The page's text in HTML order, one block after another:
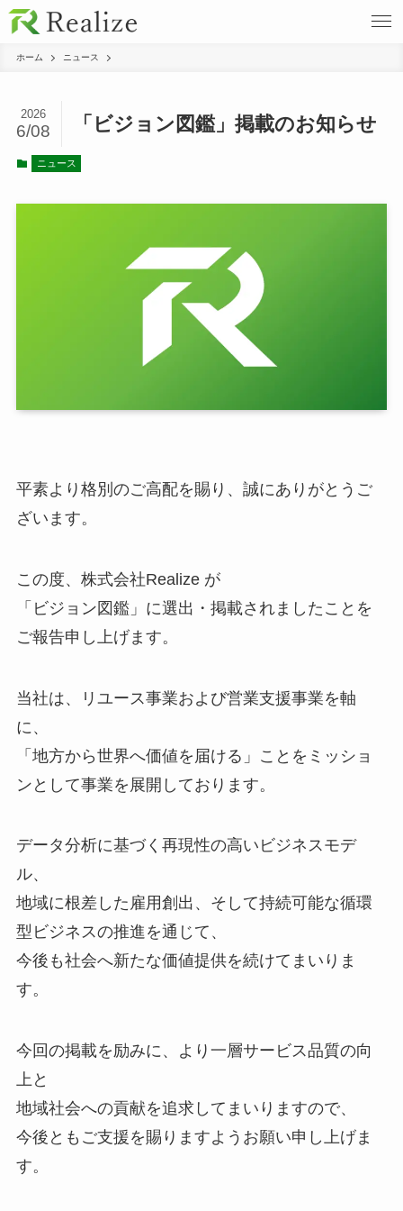
ホーム ニュース
「ビジョン図鑑」掲載のお知らせ
2026
6/08
ニュース
平素より格別のご高配を賜り、誠にありがとうご
ざいます。
この度、株式会社Realize が
「ビジョン図鑑」に選出・掲載されましたことを
ご報告申し上げます。
当社は、リユース事業および営業支援事業を軸
に、
「地方から世界へ価値を届ける」ことをミッショ
ンとして事業を展開しております。
データ分析に基づく再現性の高いビジネスモデ
ル、
地域に根差した雇用創出、そして持続可能な循環
型ビジネスの推進を通じて、
今後も社会へ新たな価値提供を続けてまいりま
す。
今回の掲載を励みに、より一層サービス品質の向
上と
地域社会への貢献を追求してまいりますので、
今後ともご支援を賜りますようお願い申し上げま
す。